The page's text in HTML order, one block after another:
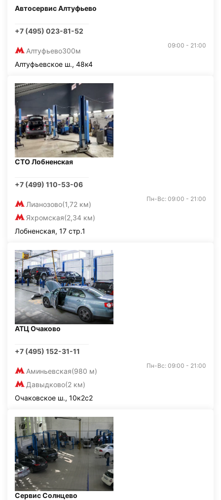
Автосервис Алтуфьево
+7 (495) 023-81-52
Алтуфьево300м
09:00 - 21:00
Алтуфьевское ш., 48к4
СТО Лобненская
+7 (499) 110-53-06
Лианозово(1,72 км)
Яхромская(2,34 км)
Пн-Вс: 09:00 - 21:00
Лобненская, 17 стр.1
АТЦ Очаково
+7 (495) 152-31-11
Аминьевская(980 м)
Давыдково(2 км)
Пн-Вс: 09:00 - 21:00
Очаковское ш., 10к2с2
Сервис Солнцево